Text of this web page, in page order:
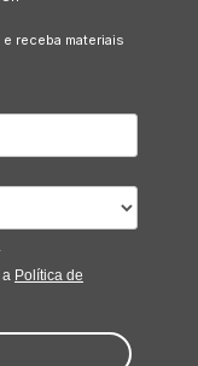
receba materiais
Política de